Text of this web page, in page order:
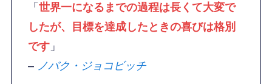
「 世界一になるまでの過程は長くて大変で
したが、目標を達成したときの喜びは格別
です」
– ノバク・ジョコビッチ